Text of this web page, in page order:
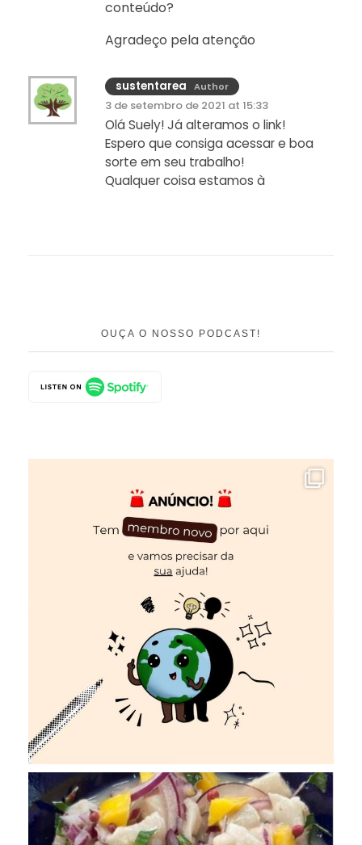
conteúdo?
Agradeço pela atenção
sustentarea Author
3 de setembro de 2021 at 15:33
Olá Suely! Já alteramos o link!
Espero que consiga acessar e boa
sorte em seu trabalho!
Qualquer coisa estamos à
OUÇA O NOSSO PODCAST!